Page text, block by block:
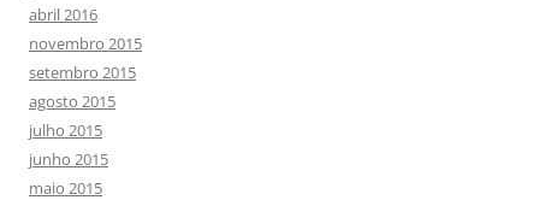
abril 2016
novembro 2015
setembro 2015
agosto 2015
julho 2015
junho 2015
maio 2015